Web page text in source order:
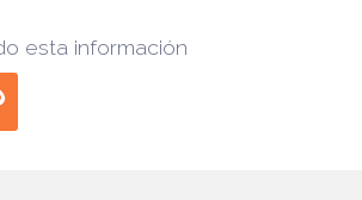
esta información